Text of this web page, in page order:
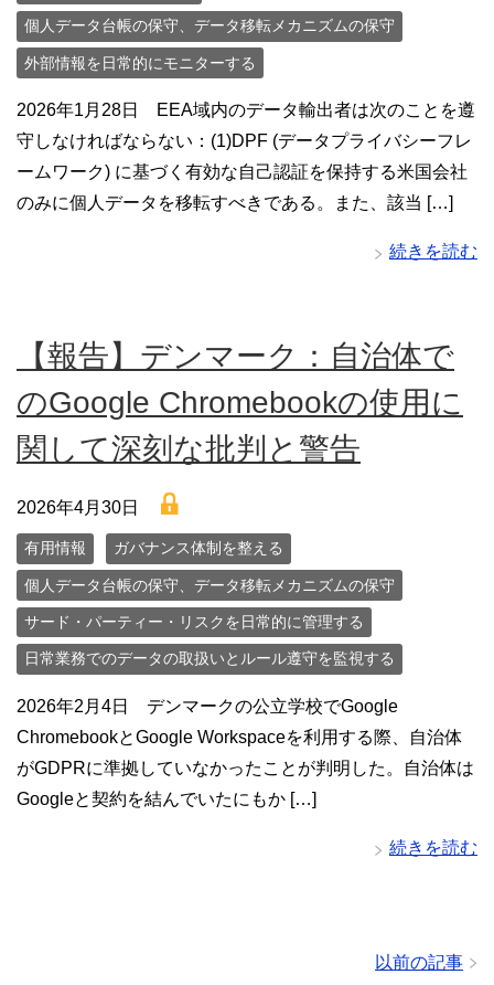
個人データ台帳の保守、データ移転メカニズムの保守
外部情報を日常的にモニターする
2026年1月28日 EEA域内のデータ輸出者は次のことを遵
守しなければならない：(1)DPF (データプライバシーフレ
ームワーク) に基づく有効な自己認証を保持する米国会社
のみに個人データを移転すべきである。また、該当 […]
続きを読む
【報告】デンマーク：自治体で
のGoogle Chromebookの使用に
関して深刻な批判と警告
2026年4月30日 lock
有用情報 ガバナンス体制を整える
個人データ台帳の保守、データ移転メカニズムの保守
サード・パーティー・リスクを日常的に管理する
日常業務でのデータの取扱いとルール遵守を監視する
2026年2月4日 デンマークの公立学校でGoogle
ChromebookとGoogle Workspaceを利用する際、自治体
がGDPRに準拠していなかったことが判明した。自治体は
Googleと契約を結んでいたにもか […]
続きを読む
以前の記事